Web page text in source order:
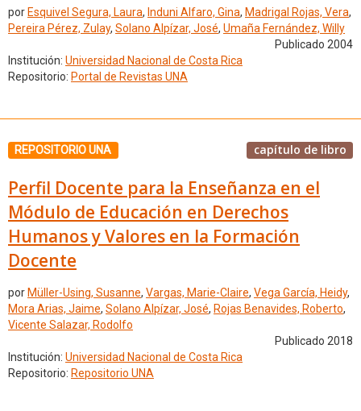
por Esquivel Segura, Laura, Induni Alfaro, Gina, Madrigal Rojas, Vera,
Pereira Pérez, Zulay, Solano Alpízar, José, Umaña Fernández, Willy
Publicado 2004
Institución: Universidad Nacional de Costa Rica
Repositorio: Portal de Revistas UNA
REPOSITORIO UNA capítulo de libro
Perfil Docente para la Enseñanza en el
Módulo de Educación en Derechos
Humanos y Valores en la Formación
Docente
por Müller-Using, Susanne, Vargas, Marie-Claire, Vega García, Heidy,
Mora Arias, Jaime, Solano Alpízar, José, Rojas Benavides, Roberto,
Vicente Salazar, Rodolfo
Publicado 2018
Institución: Universidad Nacional de Costa Rica
Repositorio: Repositorio UNA